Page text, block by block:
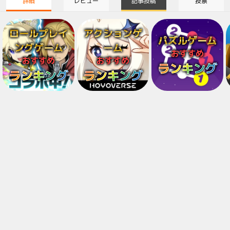
ロールプレイ
ングゲーム
おすすめ
ランキング
アクションゲ
ーム
おすすめ
ランキング
パズルゲーム
おすすめ
ランキング